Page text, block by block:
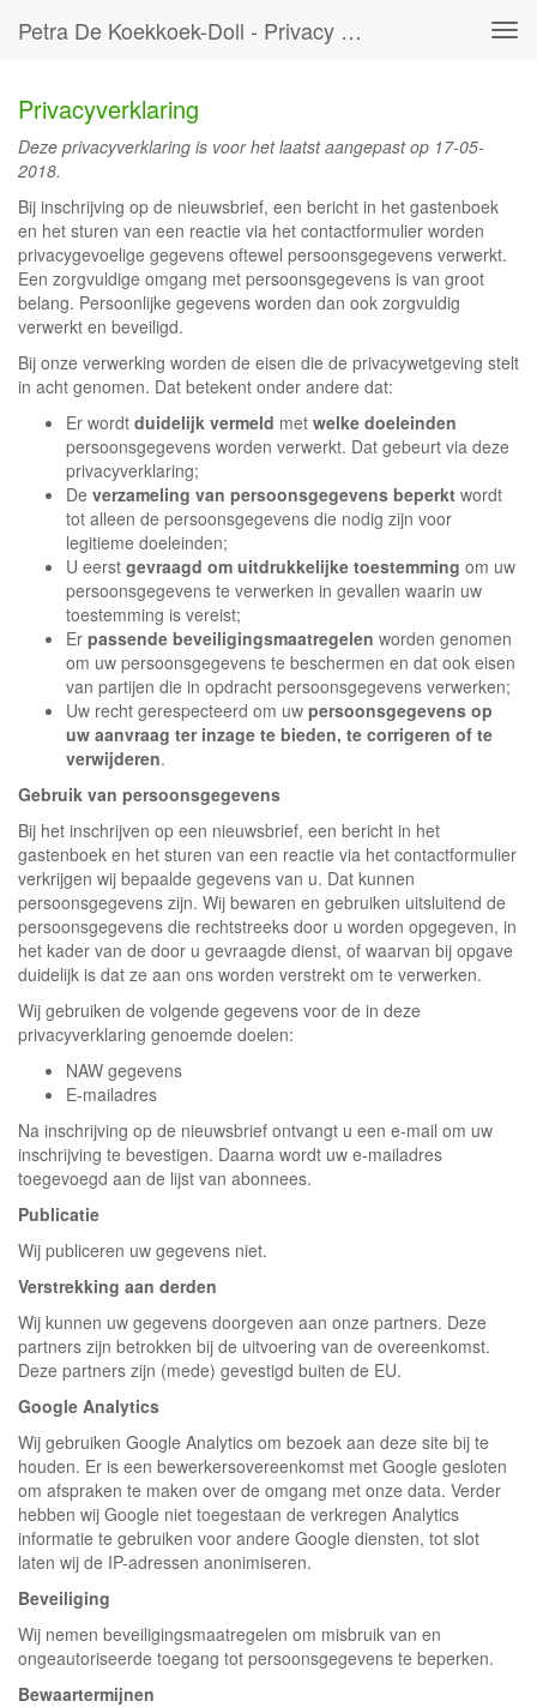
Petra De Koekkoek-Doll - Privacy Verklaring
Privacyverklaring
Deze privacyverklaring is voor het laatst aangepast op 17-05-
2018.
Bij inschrijving op de nieuwsbrief, een bericht in het gastenboek
en het sturen van een reactie via het contactformulier worden
privacygevoelige gegevens oftewel persoonsgegevens verwerkt.
Een zorgvuldige omgang met persoonsgegevens is van groot
belang. Persoonlijke gegevens worden dan ook zorgvuldig
verwerkt en beveiligd.
Bij onze verwerking worden de eisen die de privacywetgeving stelt
in acht genomen. Dat betekent onder andere dat:
Er wordt duidelijk vermeld met welke doeleinden
persoonsgegevens worden verwerkt. Dat gebeurt via deze
privacyverklaring;
De verzameling van persoonsgegevens beperkt wordt
tot alleen de persoonsgegevens die nodig zijn voor
legitieme doeleinden;
U eerst gevraagd om uitdrukkelijke toestemming om uw
persoonsgegevens te verwerken in gevallen waarin uw
toestemming is vereist;
Er passende beveiligingsmaatregelen worden genomen
om uw persoonsgegevens te beschermen en dat ook eisen
van partijen die in opdracht persoonsgegevens verwerken;
Uw recht gerespecteerd om uw persoonsgegevens op
uw aanvraag ter inzage te bieden, te corrigeren of te
verwijderen.
Gebruik van persoonsgegevens
Bij het inschrijven op een nieuwsbrief, een bericht in het
gastenboek en het sturen van een reactie via het contactformulier
verkrijgen wij bepaalde gegevens van u. Dat kunnen
persoonsgegevens zijn. Wij bewaren en gebruiken uitsluitend de
persoonsgegevens die rechtstreeks door u worden opgegeven, in
het kader van de door u gevraagde dienst, of waarvan bij opgave
duidelijk is dat ze aan ons worden verstrekt om te verwerken.
Wij gebruiken de volgende gegevens voor de in deze
privacyverklaring genoemde doelen:
NAW gegevens
E-mailadres
Na inschrijving op de nieuwsbrief ontvangt u een e-mail om uw
inschrijving te bevestigen. Daarna wordt uw e-mailadres
toegevoegd aan de lijst van abonnees.
Publicatie
Wij publiceren uw gegevens niet.
Verstrekking aan derden
Wij kunnen uw gegevens doorgeven aan onze partners. Deze
partners zijn betrokken bij de uitvoering van de overeenkomst.
Deze partners zijn (mede) gevestigd buiten de EU.
Google Analytics
Wij gebruiken Google Analytics om bezoek aan deze site bij te
houden. Er is een bewerkersovereenkomst met Google gesloten
om afspraken te maken over de omgang met onze data. Verder
hebben wij Google niet toegestaan de verkregen Analytics
informatie te gebruiken voor andere Google diensten, tot slot
laten wij de IP-adressen anonimiseren.
Beveiliging
Wij nemen beveiligingsmaatregelen om misbruik van en
ongeautoriseerde toegang tot persoonsgegevens te beperken.
Bewaartermijnen